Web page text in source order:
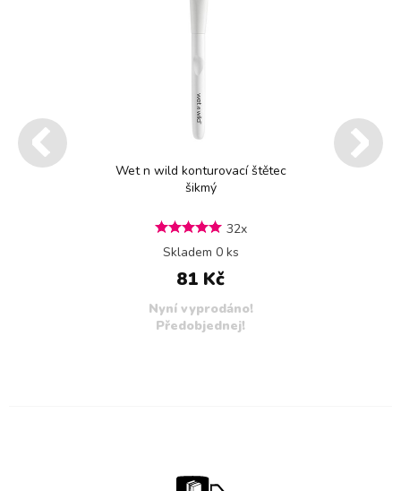
Wet n wild konturovací štětec
šikmý
32x
Skladem 0 ks
81 Kč
Nyní vyprodáno!
Předobjednej!